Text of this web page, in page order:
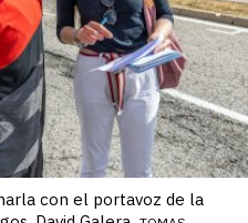
con el portavoz de la